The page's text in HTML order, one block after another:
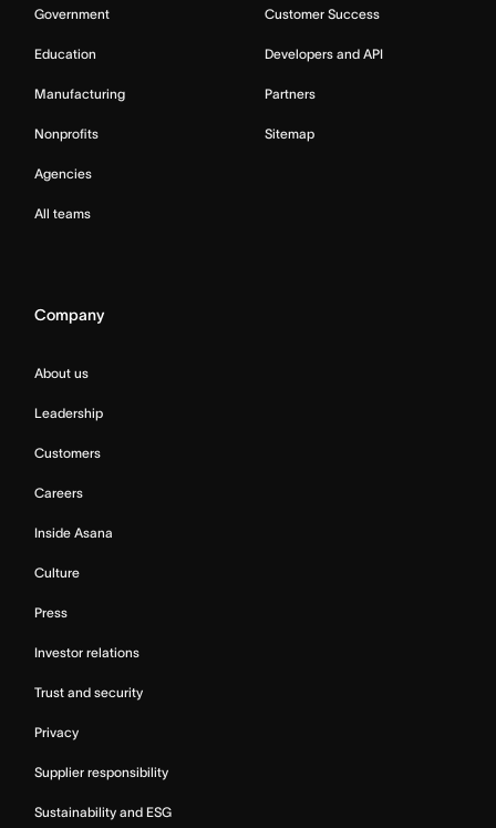
Government
Education
Manufacturing
Nonprofits
Agencies
All teams
Customer Success
Developers and API
Partners
Sitemap
Company
About us
Leadership
Customers
Careers
Inside Asana
Culture
Press
Investor relations
Trust and security
Privacy
Supplier responsibility
Sustainability and ESG